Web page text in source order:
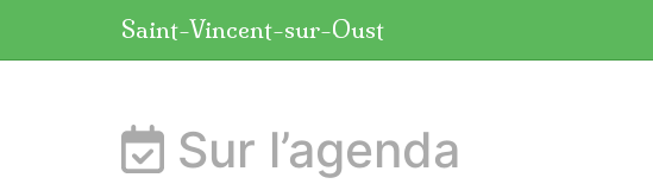
Saint-Vincent-sur-Oust
Sur l’agenda
Panneau de gestion des cookies